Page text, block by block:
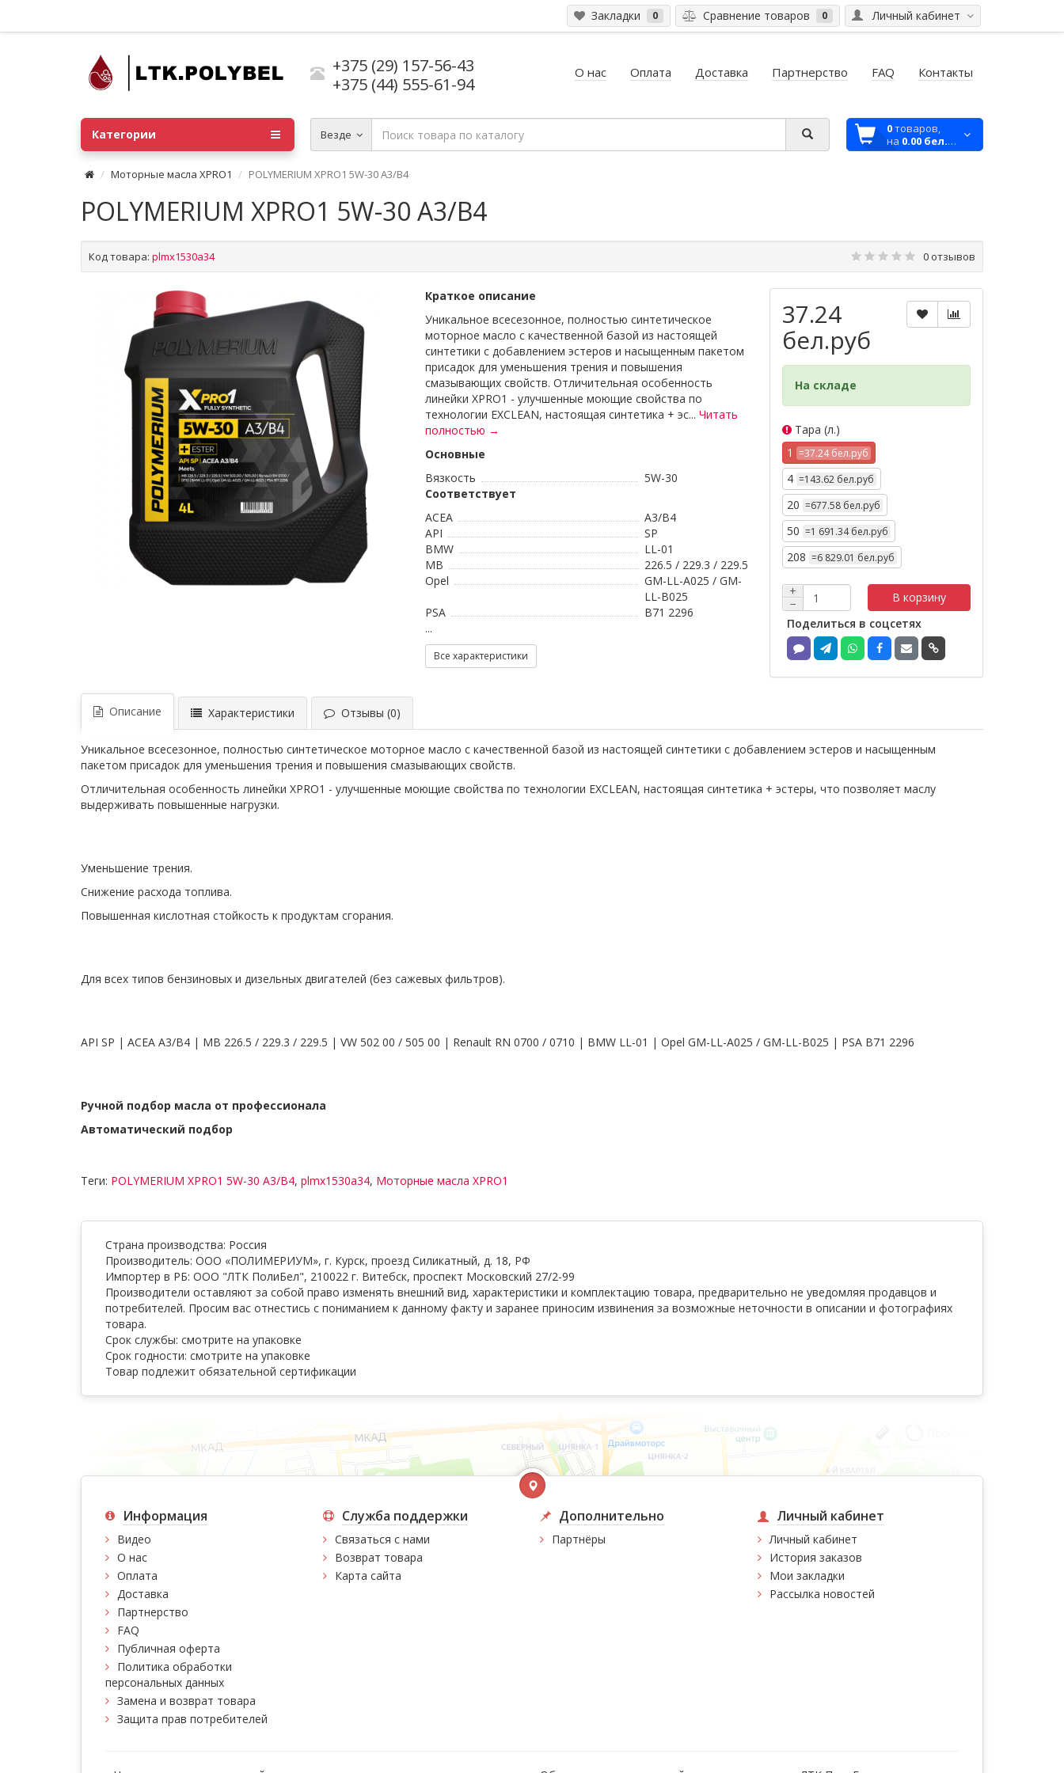
Личный кабинет
Закладки 0 Сравнение товаров 0
+375 (29) 157-56-43
+375 (44) 555-61-94
О нас Оплата Доставка Партнерство FAQ Контакты
Везде 0товаров,
на 0.00 бел.руб
Категории
Моторные масла XPRO1 POLYMERIUM XPRO1 5W-30 A3/B4
POLYMERIUM XPRO1 5W-30 A3/B4
Код товара: plmx1530a34 0 отзывов
Краткое описание
Уникальное всесезонное, полностью синтетическое
моторное масло с качественной базой из настоящей
синтетики с добавлением эстеров и насыщенным пакетом
присадок для уменьшения трения и повышения
смазывающих свойств. Отличительная особенность
линейки XPRO1 - улучшенные моющие свойства по
технологии EXCLEAN, настоящая синтетика + эс... Читать
полностью →
Основные
Вязкость
5W-30
Соответствует
ACEA
A3/B4
API
SP
BMW
LL-01
MB
226.5 / 229.3 / 229.5
Opel
GM-LL-A025 / GM-
LL-B025
PSA
B71 2296
...
Все характеристики
37.24
бел.руб
На складе
Тара (л.)
1 =37.24 бел.руб
4 =143.62 бел.руб
20 =677.58 бел.руб
50 =1 691.34 бел.руб
208 =6 829.01 бел.руб
+
−
В корзину
Поделиться в соцсетях
Описание Характеристики Отзывы (0)
Уникальное всесезонное, полностью синтетическое моторное масло с качественной базой из настоящей синтетики с добавлением эстеров и насыщенным
пакетом присадок для уменьшения трения и повышения смазывающих свойств.
Отличительная особенность линейки XPRO1 - улучшенные моющие свойства по технологии EXCLEAN, настоящая синтетика + эстеры, что позволяет маслу
выдерживать повышенные нагрузки.
Уменьшение трения.
Снижение расхода топлива.
Повышенная кислотная стойкость к продуктам сгорания.
Для всех типов бензиновых и дизельных двигателей (без сажевых фильтров).
API SP | ACEA A3/B4 | MB 226.5 / 229.3 / 229.5 | VW 502 00 / 505 00 | Renault RN 0700 / 0710 | BMW LL-01 | Opel GM-LL-A025 / GM-LL-B025 | PSA B71 2296
Ручной подбор масла от профессионала
Автоматический подбор
Теги: POLYMERIUM XPRO1 5W-30 A3/B4, plmx1530a34, Моторные масла XPRO1
Страна производства: Россия
Производитель: ООО «ПОЛИМЕРИУМ», г. Курск, проезд Силикатный, д. 18, РФ
Импортер в РБ: ООО "ЛТК ПолиБел", 210022 г. Витебск, проспект Московский 27/2-99
Производители оставляют за собой право изменять внешний вид, характеристики и комплектацию товара, предварительно не уведомляя продавцов и
потребителей. Просим вас отнестись с пониманием к данному факту и заранее приносим извинения за возможные неточности в описании и фотографиях
товара.
Срок службы: смотрите на упаковке
Срок годности: смотрите на упаковке
Товар подлежит обязательной сертификации
Информация
Видео
О нас
Оплата
Доставка
Партнерство
FAQ
Публичная оферта
Политика обработки
персональных данных
Замена и возврат товара
Защита прав потребителей
Служба поддержки
Связаться с нами
Возврат товара
Карта сайта
Дополнительно
Партнёры
Личный кабинет
Личный кабинет
История заказов
Мои закладки
Рассылка новостей